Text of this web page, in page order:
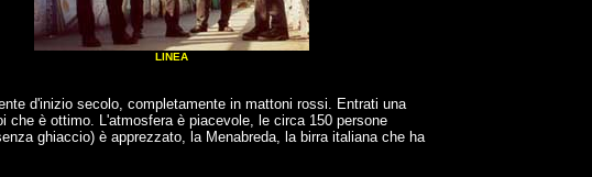
LINEA
d'inizio secolo, completamente in mattoni rossi. Entrati una
che è ottimo. L'atmosfera è piacevole, le circa 150 persone
ghiaccio) è apprezzato, la Menabreda, la birra italiana che ha